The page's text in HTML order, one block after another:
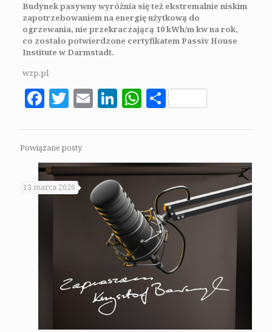
Budynek pasywny wyróżnia się też ekstremalnie niskim
zapotrzebowaniem na energię użytkową do
ogrzewania, nie przekraczającą 10 kWh/m kw na rok,
co zostało potwierdzone certyfikatem Passiv House
Institute w Darmstadt.
wzp.pl
Facebook
Twitter
Email
LinkedIn
WhatsApp
Share
Powiązane posty
13 marca 2026